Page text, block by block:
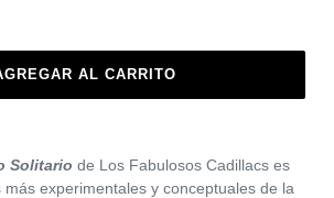
AL CARRITO
Solitario de Los Fabulosos Cadillacs es
experimentales y conceptuales de la